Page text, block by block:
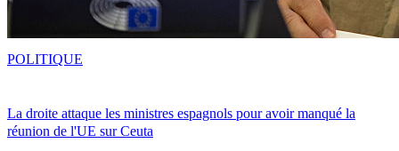
La droite attaque les ministres espagnols pour avoir manqué la
réunion de l'UE sur Ceuta
POLITIQUE